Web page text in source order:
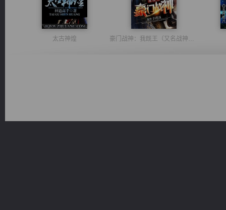
太古神煌 豪门战神：我既王（又名战神归来不败神婿修罗战神）